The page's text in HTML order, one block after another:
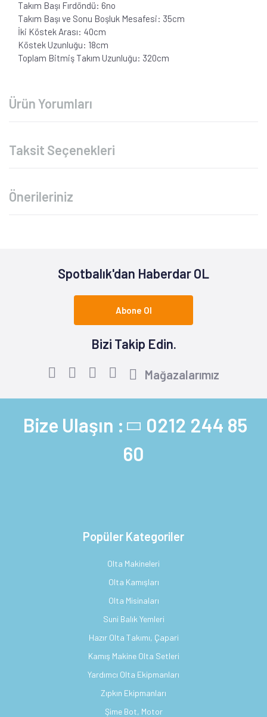
Takım Başı Fırdöndü: 6no
Takım Başı ve Sonu Boşluk Mesafesi: 35cm
İki Köstek Arası: 40cm
Köstek Uzunluğu: 18cm
Toplam Bitmiş Takım Uzunluğu: 320cm
Ürün Yorumları
Taksit Seçenekleri
Önerileriniz
Spotbalık'dan Haberdar OL
Abone Ol
Bizi Takip Edin.
Mağazalarımız
Bize Ulaşın : 0212 244 85
60
Popüler Kategoriler
Olta Makineleri
Olta Kamışları
Olta Misinaları
Suni Balık Yemleri
Hazır Olta Takımı, Çapari
Kamış Makine Olta Setleri
Yardımcı Olta Ekipmanları
Zıpkın Ekipmanları
Şime Bot, Motor